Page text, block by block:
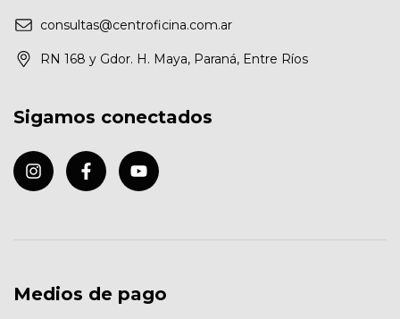
consultas@centroficina.com.ar
RN 168 y Gdor. H. Maya, Paraná, Entre Ríos
Sigamos conectados
Medios de pago